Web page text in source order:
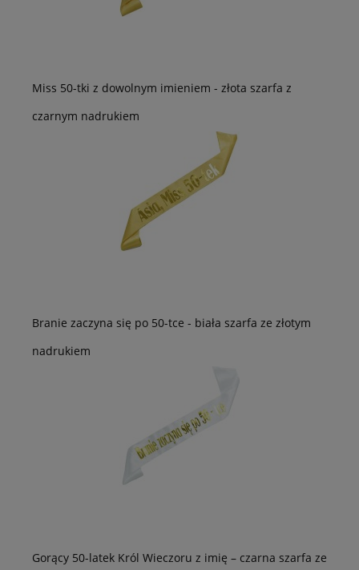
Miss 50-tki z dowolnym imieniem - złota szarfa z
czarnym nadrukiem
Branie zaczyna się po 50-tce - biała szarfa ze złotym
nadrukiem
Gorący 50-latek Król Wieczoru z imię – czarna szarfa ze